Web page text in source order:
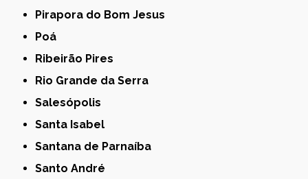
Pirapora do Bom Jesus
Poá
Ribeirão Pires
Rio Grande da Serra
Salesópolis
Santa Isabel
Santana de Parnaíba
Santo André